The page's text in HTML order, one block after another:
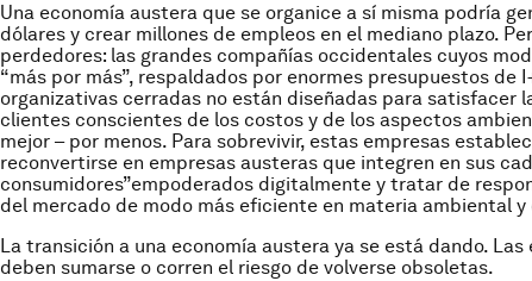
Una economía austera que se organice a sí misma podría
dólares y crear millones de empleos en el mediano plazo.
perdedores: las grandes compañías occidentales cuyos
“más por más”, respaldados por enormes presupuestos de
organizativas cerradas no están diseñadas para satisfacer
clientes conscientes de los costos y de los aspectos
mejor – por menos. Para sobrevivir, estas empresas
reconvertirse en empresas austeras que integren en sus
consumidores”empoderados digitalmente y tratar de
del mercado de modo más eficiente en materia ambiental y
La transición a una economía austera ya se está dando.
deben sumarse o corren el riesgo de volverse obsoletas.